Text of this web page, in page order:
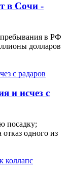
в Сочи -
пребывания в РФ
долларов
и исчез с
посадку;
одного из